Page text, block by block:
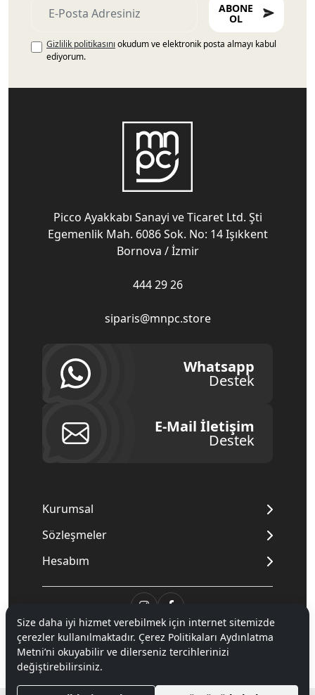
ABONE
OL
Gizlilik politikasını okudum ve elektronik posta almayı kabul
ediyorum.
Picco Ayakkabı Sanayi ve Ticaret Ltd. Şti
Egemenlik Mah. 6086 Sok. No: 14 Işıkkent
Bornova / İzmir
444 29 26
siparis@mnpc.store
Whatsapp
Destek
E-Mail İletişim
Destek
Kurumsal
Sözleşmeler
Hesabım
© 2020Mnpc. Tüm hakları saklıdır.
Size daha iyi hizmet verebilmek için internet sitemizde
çerezler kullanılmaktadır. Çerez Politikaları Aydınlatma
Metni’ni okuyabilir ve dilerseniz tercihlerinizi
değiştirebilirsiniz.